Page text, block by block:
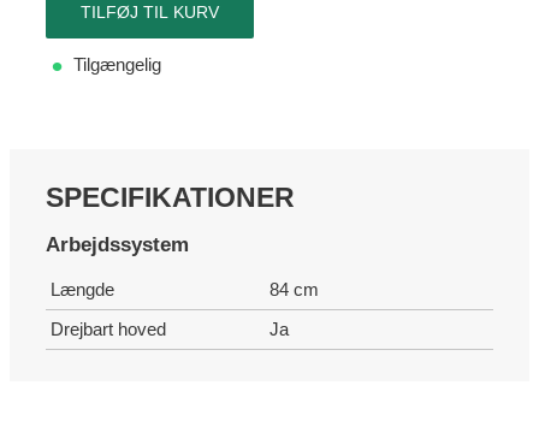
TILFØJ TIL KURV
Tilgængelig
SPECIFIKATIONER
Arbejdssystem
Længde
84 cm
Drejbart hoved
Ja